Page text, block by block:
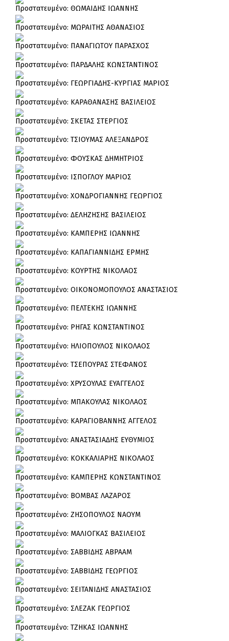
Πρoστατευμένο: ΘΩΜΑΙΔΗΣ ΙΩΑΝΝΗΣ
Πρoστατευμένο: ΜΩΡΑΙΤΗΣ ΑΘΑΝΑΣΙΟΣ
Πρoστατευμένο: ΠΑΝΑΓΙΩΤΟΥ ΠΑΡΑΣΧΟΣ
Πρoστατευμένο: ΠΑΡΔΑΛΗΣ ΚΩΝΣΤΑΝΤΙΝΟΣ
Πρoστατευμένο: ΓΕΩΡΓΙΑΔΗΣ-ΚΥΡΓΙΑΣ ΜΑΡΙΟΣ
Πρoστατευμένο: ΚΑΡΑΘΑΝΑΣΗΣ ΒΑΣΙΛΕΙΟΣ
Πρoστατευμένο: ΣΚΕΤΑΣ ΣΤΕΡΓΙΟΣ
Πρoστατευμένο: ΤΣΙΟΥΜΑΣ ΑΛΕΞΑΝΔΡΟΣ
Πρoστατευμένο: ΦΟΥΣΚΑΣ ΔΗΜΗΤΡΙΟΣ
Πρoστατευμένο: ΙΣΠΟΓΛΟΥ ΜΑΡΙΟΣ
Πρoστατευμένο: ΧΟΝΔΡΟΓΙΑΝΝΗΣ ΓΕΩΡΓΙΟΣ
Πρoστατευμένο: ΔΕΛΗΖΗΣΗΣ ΒΑΣΙΛΕΙΟΣ
Πρoστατευμένο: ΚΑΜΠΕΡΗΣ ΙΩΑΝΝΗΣ
Πρoστατευμένο: ΚΑΠΑΓΙΑΝΝΙΔΗΣ ΕΡΜΗΣ
Πρoστατευμένο: ΚΟΥΡΤΗΣ ΝΙΚΟΛΑΟΣ
Πρoστατευμένο: ΟΙΚΟΝΟΜΟΠΟΥΛΟΣ ΑΝΑΣΤΑΣΙΟΣ
Πρoστατευμένο: ΠΕΛΤΕΚΗΣ ΙΩΑΝΝΗΣ
Πρoστατευμένο: ΡΗΓΑΣ ΚΩΝΣΤΑΝΤΙΝΟΣ
Πρoστατευμένο: ΗΛΙΟΠΟΥΛΟΣ ΝΙΚΟΛΑΟΣ
Πρoστατευμένο: ΤΣΕΠΟΥΡΑΣ ΣΤΕΦΑΝΟΣ
Πρoστατευμένο: ΧΡΥΣΟΥΛΑΣ ΕΥΑΓΓΕΛΟΣ
Πρoστατευμένο: ΜΠΑΚΟΥΛΑΣ ΝΙΚΟΛΑΟΣ
Πρoστατευμένο: ΚΑΡΑΓΙΟΒΑΝΝΗΣ ΑΓΓΕΛΟΣ
Πρoστατευμένο: ΑΝΑΣΤΑΣΙΑΔΗΣ ΕΥΘΥΜΙΟΣ
Πρoστατευμένο: ΚΟΚΚΑΛΙΑΡΗΣ ΝΙΚΟΛΑΟΣ
Πρoστατευμένο: ΚΑΜΠΕΡΗΣ ΚΩΝΣΤΑΝΤΙΝΟΣ
Πρoστατευμένο: ΒΟΜΒΑΣ ΛΑΖΑΡΟΣ
Πρoστατευμένο: ΖΗΣΟΠΟΥΛΟΣ ΝΑΟΥΜ
Πρoστατευμένο: ΜΑΛΙΟΓΚΑΣ ΒΑΣΙΛΕΙΟΣ
Πρoστατευμένο: ΣΑΒΒΙΔΗΣ ΑΒΡΑΑΜ
Πρoστατευμένο: ΣΑΒΒΙΔΗΣ ΓΕΩΡΓΙΟΣ
Πρoστατευμένο: ΣΕΙΤΑΝΙΔΗΣ ΑΝΑΣΤΑΣΙΟΣ
Πρoστατευμένο: ΣΛΕΖΑΚ ΓΕΩΡΓΙΟΣ
Πρoστατευμένο: ΤΖΗΚΑΣ ΙΩΑΝΝΗΣ